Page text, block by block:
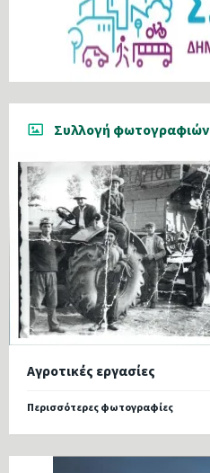
Συλλογή φωτογραφιών
Αγροτικές εργασίες
Περισσότερες φωτογραφίες